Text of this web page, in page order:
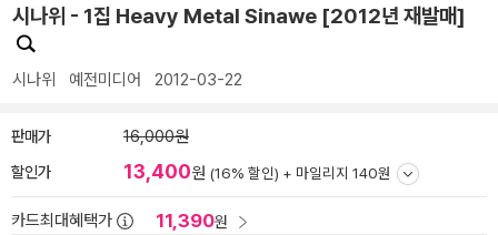
시나위 - 1집 Heavy Metal Sinawe [2012년 재발매]
시나위 예전미디어 2012-03-22
판매가 16,000원
할인가 13,400원 (16% 할인) + 마일리지 140원
카드최대혜택가 11,390원